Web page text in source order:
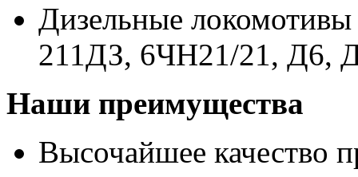
Дизельные
211ДЗ, 6ЧН21/21, Д6,
Наши преимущества
Высочайшее качество